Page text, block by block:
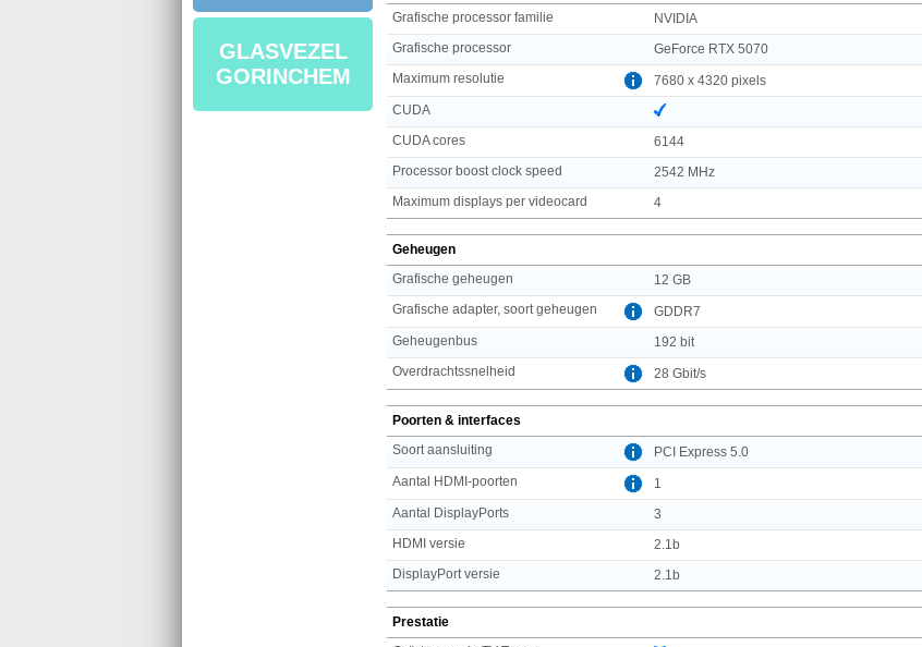
GLASVEZEL
GORINCHEM
Grafische processor familie
NVIDIA
Grafische processor
GeForce RTX 5070
Maximum resolutie
7680 x 4320 pixels
CUDA
CUDA cores
6144
Processor boost clock speed
2542 MHz
Maximum displays per videocard
4
Geheugen
Grafische geheugen
12 GB
Grafische adapter, soort geheugen
GDDR7
Geheugenbus
192 bit
Overdrachtssnelheid
28 Gbit/s
Poorten & interfaces
Soort aansluiting
PCI Express 5.0
Aantal HDMI-poorten
1
Aantal DisplayPorts
3
HDMI versie
2.1b
DisplayPort versie
2.1b
Prestatie